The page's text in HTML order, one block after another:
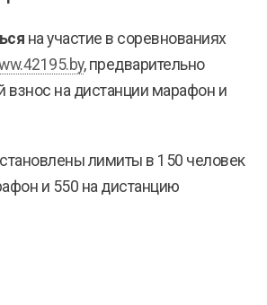
на участие в соревнованиях
, предварительно
взнос на дистанции марафон и
лимиты в 150 человек
и 550 на дистанцию